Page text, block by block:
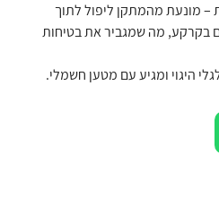
– מונעת מהמתקן ליפול לתוך
בקרקע, מה שמגביר את בטיחות
היגוי ומגיע עם מטען חשמלי.